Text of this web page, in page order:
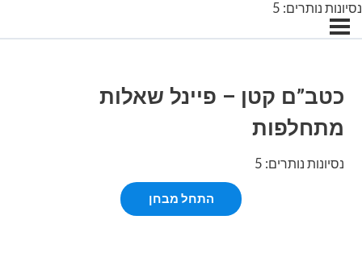
נסיונות נותרים: 5
כטב”ם קטן – פיינל שאלות
מתחלפות
נסיונות נותרים: 5